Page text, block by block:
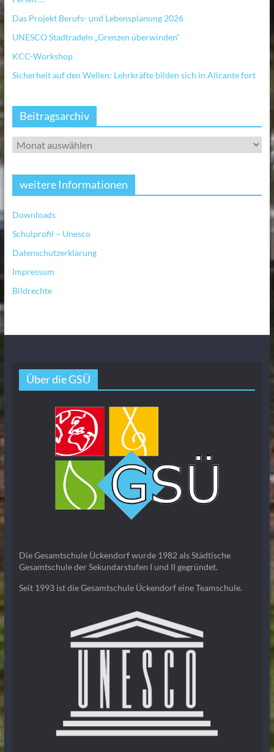
Das Projekt Berufs- und Lebensplanung 2026
UNESCO Stadtradeln „Grenzen überwinden“
KCC-Workshop
Sicherheit auf den Wellen: Lehrkräfte bilden sich in Alicante fort
Beitragsarchiv
weitere Informationen
Downloads
Schulprofil – Unesco
Datenschutzerklärung
Impressum
Bildrechte
Über die GSÜ
Die Gesamtschule Ückendorf wurde 1982 als Städtische
Gesamtschule der Sekundarstufen I und II gegründet.
Seit 1993 ist die Gesamtschule Ückendorf eine Teamschule.